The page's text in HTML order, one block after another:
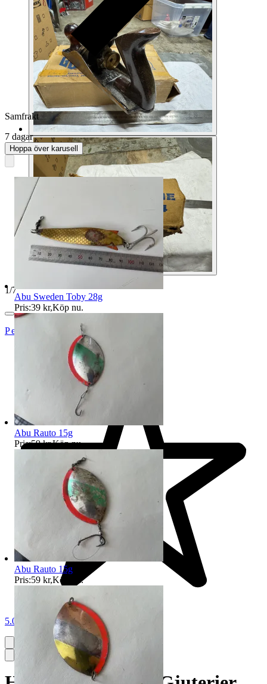
1 /7
PetrusAuktioner
5.0
Samfrakt
7 dagar
Hoppa över karusell
Abu Sweden Toby 28g
Pris:39 kr,Köp nu.
Abu Rauto 15g
Pris:59 kr,Köp nu.
Abu Rauto 15g
Pris:59 kr,Köp nu.